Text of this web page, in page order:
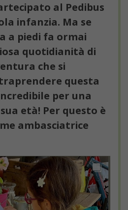
al Pedibus
infanzia. Ma se
a piedi fa ormai
quotidianità di
che si
questa
per una
età! Per questo è
ambasciatrice